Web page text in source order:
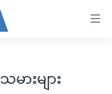
ားများ